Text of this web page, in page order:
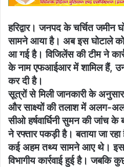
हरिद्वार। जनपद के चर्चित
सामने आया है। अब इस घोटाले
आ गई है। विजिलेंस की टीम ने
के नाम एफआईआर में शामिल हैं,
कर दी है।
सूत्रों से मिली जानकारी के
और साक्ष्यों की तलाश में अलग-
सीओ हर्षवार्धिनी सुमन की जांच के
ने रफ्तार पकड़ी है। बताया जा रहा
कई अहम तथ्य सामने आए थे। इस
विभागीय कार्रवाई हुई है।